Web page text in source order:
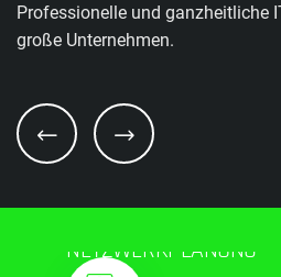
Professionelle und ganzheitliche
große Unternehmen.
NETZWERKPLANUNG